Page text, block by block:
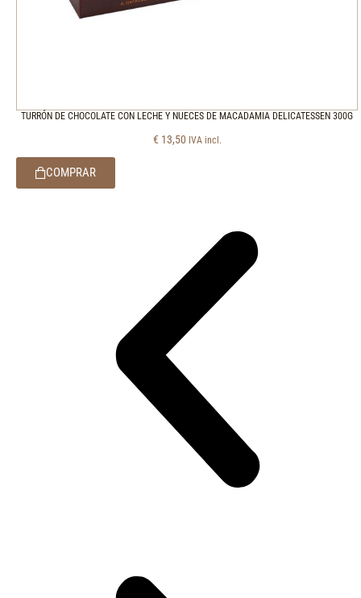
TURRÓN DE CHOCOLATE CON LECHE Y NUECES DE MACADAMIA DELICATESSEN 300G
€ 13,50 IVA incl.
COMPRAR